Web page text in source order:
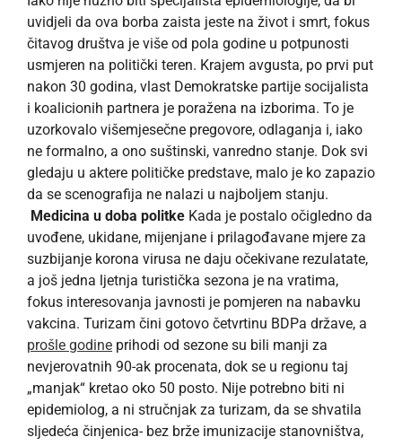
uvidjeli da ova borba zaista jeste na život i smrt, fokus
čitavog društva je više od pola godine u potpunosti
usmjeren na politički teren. Krajem avgusta, po prvi put
nakon 30 godina, vlast Demokratske partije socijalista
i koalicionih partnera je poražena na izborima. To je
uzorkovalo višemjesečne pregovore, odlaganja i, iako
ne formalno, a ono suštinski, vanredno stanje. Dok svi
gledaju u aktere političke predstave, malo je ko zapazio
da se scenografija ne nalazi u najboljem stanju.
Medicina u doba politke Kada je postalo očigledno da
uvođene, ukidane, mijenjane i prilagođavane mjere za
suzbijanje korona virusa ne daju očekivane rezulatate,
a još jedna ljetnja turistička sezona je na vratima,
fokus interesovanja javnosti je pomjeren na nabavku
vakcina. Turizam čini gotovo četvrtinu BDPa države, a
prošle godine prihodi od sezone su bili manji za
nevjerovatnih 90-ak procenata, dok se u regionu taj
„manjak“ kretao oko 50 posto. Nije potrebno biti ni
epidemiolog, a ni stručnjak za turizam, da se shvatila
sljedeća činjenica- bez brže imunizacije stanovništva,